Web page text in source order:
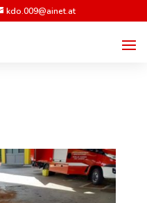
kdo.009@ainet.at